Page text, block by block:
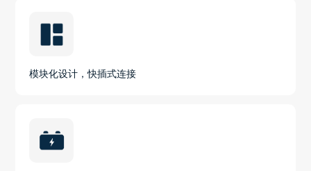
模块化设计，快插式连接